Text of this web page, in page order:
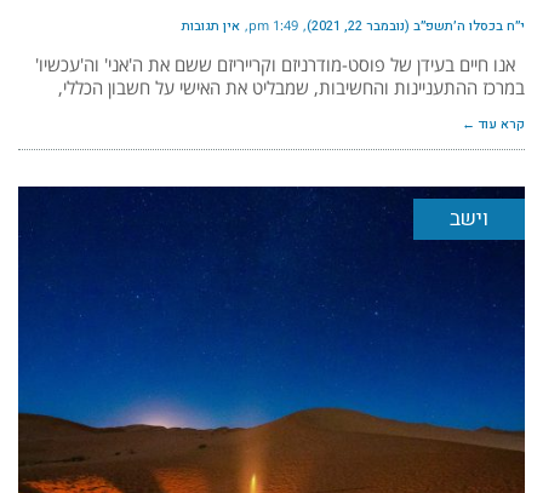
י״ח בכסלו ה׳תשפ״ב (נובמבר 22, 2021) 1:49 pm אין תגובות
אנו חיים בעידן של פוסט-מודרניזם וקרייריזם ששם את ה'אני' וה'עכשיו'
במרכז ההתעניינות והחשיבות, שמבליט את האישי על חשבון הכללי,
קרא עוד ←
וישב